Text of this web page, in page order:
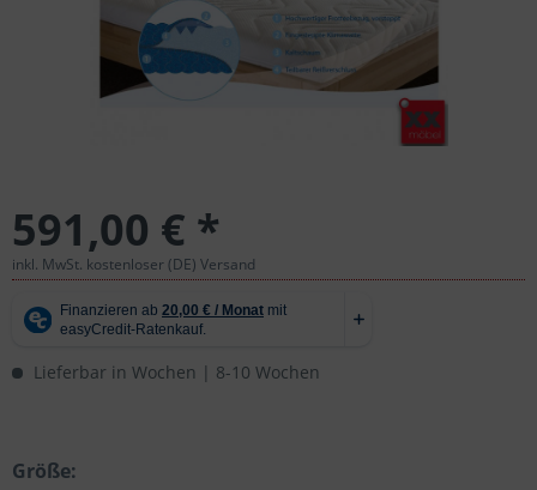
591,00 € *
inkl. MwSt. kostenloser (DE) Versand
Lieferbar in Wochen | 8-10 Wochen
Größe: